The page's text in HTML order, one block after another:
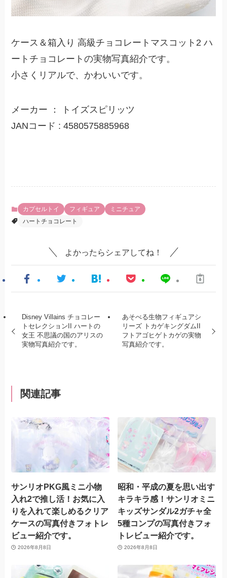
ケース＆箱入り 高級チョコレートマスコット2 ハ
ートチョコレートの実物写真紹介です。
小さくリアルで、かわいいです。
メーカー ： トイズスピリッツ
JANコード : 4580575885968
カプセルトイ フィギュア
ミニチュア
ハートチョコレート
よかったらシェアしてね！
Disney Villains チョコレー
トセレクションII ハートの
女王 不思議の国のアリスの
実物写真紹介です。
あそべる生物フィギュアシ
リーズ トカゲキングダムII
フトアゴヒゲトカゲの実物
写真紹介です。
関連記事
サンリオPKG風ミニ小物
入れ2で推し活！お気に入
りを入れて楽しめるクリア
ケースの写真付きフォトレ
ビュー紹介です。
2026年8月8日
昭和・平成の夏を思い出す
キラキラ感！サンリオミニ
キッズサンダル2ガチャ全
5種コンプの写真付きフォ
トレビュー紹介です。
2026年8月8日